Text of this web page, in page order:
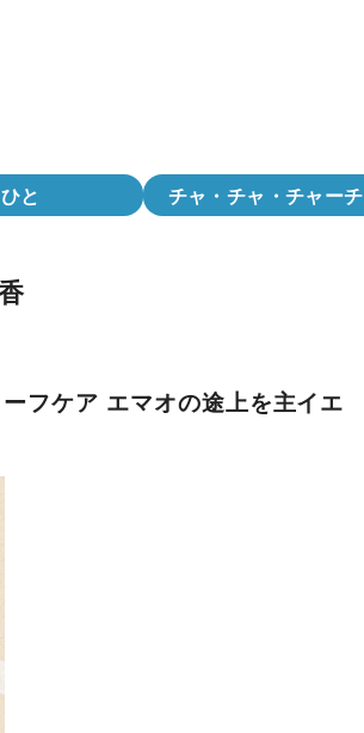
ひと チャ・チャ・チャーチ
フケア エマオの途上を主イエ